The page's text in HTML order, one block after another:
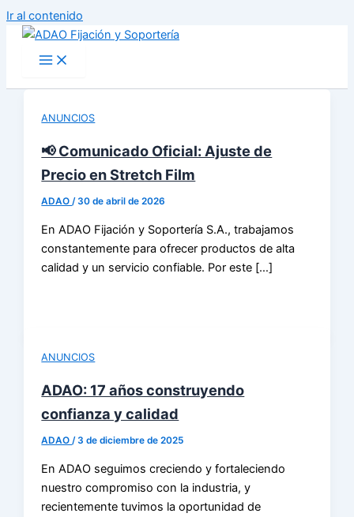
Ir al contenido
ANUNCIOS
📢 Comunicado Oficial: Ajuste de
Precio en Stretch Film
ADAO/30 de abril de 2026
En ADAO Fijación y Soportería S.A., trabajamos
constantemente para ofrecer productos de alta
calidad y un servicio confiable. Por este […]
ANUNCIOS
ADAO: 17 años construyendo
confianza y calidad
ADAO/3 de diciembre de 2025
En ADAO seguimos creciendo y fortaleciendo
nuestro compromiso con la industria, y
recientemente tuvimos la oportunidad de